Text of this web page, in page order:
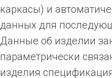
каркасы) и
данных для
Данные об изделии
параметрически
изделия